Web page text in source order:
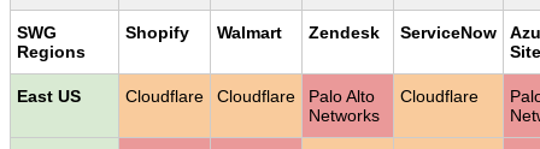
SWG
Regions
Shopify Walmart Zendesk ServiceNow
Site
East US Cloudflare Cloudflare
Palo Alto
Networks
Cloudflare